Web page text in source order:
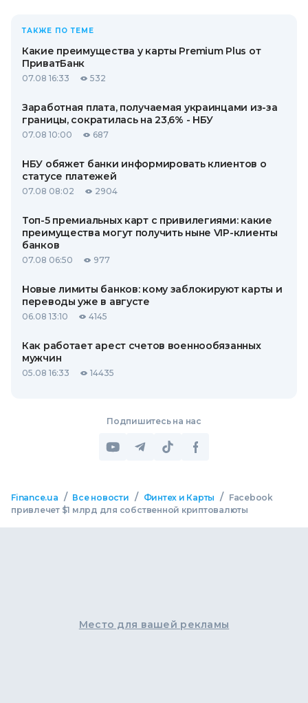
ТАКЖЕ ПО ТЕМЕ
Какие преимущества у карты Premium Plus от
ПриватБанк
07.08 16:33 532
Заработная плата, получаемая украинцами из-за
границы, сократилась на 23,6% - НБУ
07.08 10:00 687
НБУ обяжет банки информировать клиентов о
статусе платежей
07.08 08:02 2904
Топ-5 премиальных карт с привилегиями: какие
преимущества могут получить ныне VIP-клиенты
банков
07.08 06:50 977
Новые лимиты банков: кому заблокируют карты и
переводы уже в августе
06.08 13:10 4145
Как работает арест счетов военнообязанных
мужчин
05.08 16:33 14435
Подпишитесь на нас
Finance.ua / Все новости / Финтех и Карты /
Facebook
привлечет $1 млрд для собственной криптовалюты
Место для вашей рекламы